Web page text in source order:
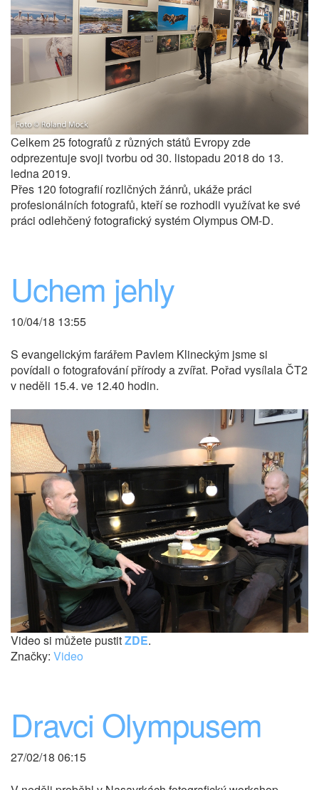
Celkem 25 fotografů z různých států Evropy zde
odprezentuje svoji tvorbu od 30. listopadu 2018 do 13.
ledna 2019.
Přes 120 fotografií rozličných žánrů, ukáže práci
profesionálních fotografů, kteří se rozhodli využívat ke své
práci odlehčený fotografický systém Olympus OM-D.
Uchem jehly
10/04/18 13:55
S evangelickým farářem Pavlem Klineckým jsme si
povídali o fotografování přírody a zvířat. Pořad vysílala ČT2
v neděli 15.4. ve 12.40 hodin.
Video si můžete pustitZDE.
Značky: Video
Dravci Olympusem
27/02/18 06:15